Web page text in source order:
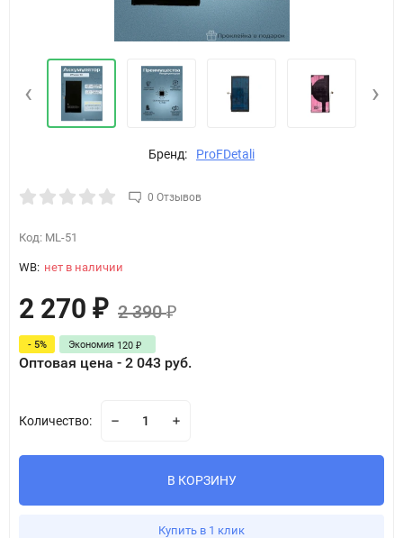
‹ ›
Бренд: ProFDetali
0 Отзывов
Код: ML-51
WB: нет в наличии
2 270 ₽ 2 390₽
- 5% Экономия 120 ₽
Оптовая цена - 2 043 руб.
Количество:
В КОРЗИНУ
Купить в 1 клик